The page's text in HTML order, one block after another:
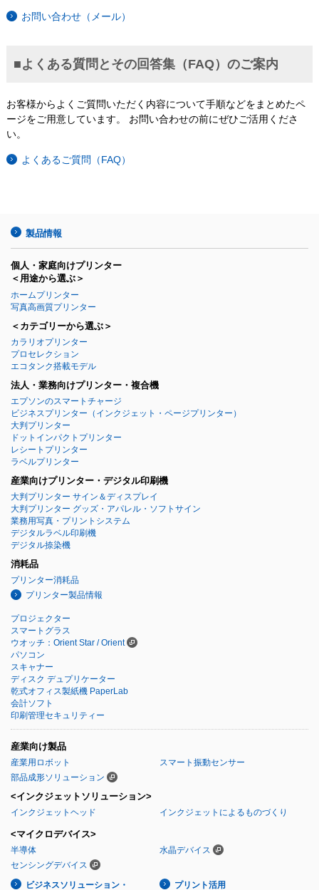
お問い合わせ（メール）
■よくある質問とその回答集（FAQ）のご案内
お客様からよくご質問いただく内容について手順などをまとめたペ
ージをご用意しています。 お問い合わせの前にぜひご活用くださ
い。
よくあるご質問（FAQ）
製品情報
個人・家庭向けプリンター
＜用途から選ぶ＞
ホームプリンター
写真高画質プリンター
＜カテゴリーから選ぶ＞
カラリオプリンター
プロセレクション
エコタンク搭載モデル
法人・業務向けプリンター・複合機
エプソンのスマートチャージ
ビジネスプリンター （インクジェット・ページプリンター）
大判プリンター
ドットインパクトプリンター
レシートプリンター
ラベルプリンター
産業向けプリンター・デジタル印刷機
大判プリンター サイン＆ディスプレイ
大判プリンター グッズ・アパレル・ソフトサイン
業務用写真・プリントシステム
デジタルラベル印刷機
デジタル捺染機
消耗品
プリンター消耗品
プリンター製品情報
プロジェクター
スマートグラス
ウオッチ：Orient Star / Orient
パソコン
スキャナー
ディスク デュプリケーター
乾式オフィス製紙機 PaperLab
会計ソフト
印刷管理セキュリティー
産業向け製品
産業用ロボット
スマート振動センサー
部品成形ソリューション
<インクジェットソリューション>
インクジェットヘッド インクジェットによるものづくり
<マイクロデバイス>
半導体
水晶デバイス
センシングデバイス
ビジネスソリューション・ プリント活用